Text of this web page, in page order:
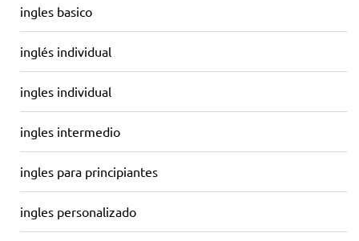
ingles basico
inglés individual
ingles individual
ingles intermedio
ingles para principiantes
ingles personalizado